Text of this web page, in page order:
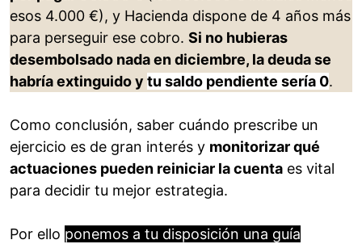
esos 4.000 €), y Hacienda dispone de 4 años más
para perseguir ese cobro. Si no hubieras
desembolsado nada en diciembre, la deuda se
habría extinguido y tu saldo pendiente sería 0.
Como conclusión, saber cuándo prescribe un
ejercicio es de gran interés y monitorizar qué
actuaciones pueden reiniciar la cuenta es vital
para decidir tu mejor estrategia.
Por ello ponemos a tu disposición una guía